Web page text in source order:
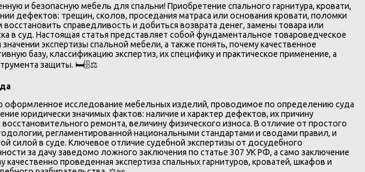
и безопасную мебель для спальни! Приобретение спального гарнитура, кровати,
дефектов: трещин, сколов, проседания матраса или основания кровати, поломки
справедливость и добиться возврата денег, замены товара или
в суд. Настоящая статья представляет собой фундаментальное товароведческое
экспертизы спальной мебели, а также понять, почему качественное
базу, классификацию экспертиз, их специфику и практическое применение, а
защиты. 🛏️🗄️⚖️
оформленное исследование мебельных изделий, проводимое по определению суда
юридически значимых фактов: наличие и характер дефектов, их причину
ремонта, величину физического износа. В отличие от простого
регламентированной национальными стандартами и сводами правил, и
силой в суде. Ключевое отличие судебной экспертизы от досудебного
за дачу заведомо ложного заключения по статье 307 УК РФ, а само заключение
проведенная экспертиза спальных гарнитуров, кроватей, шкафов и